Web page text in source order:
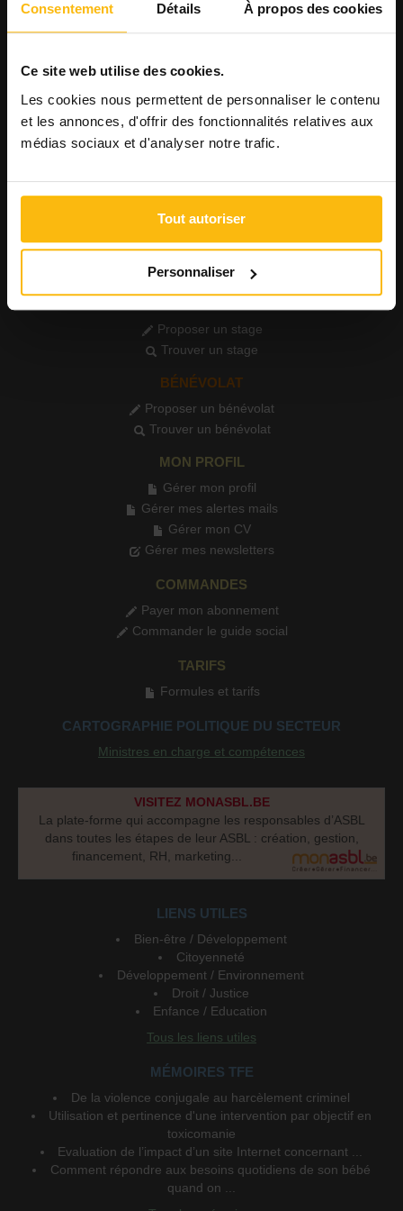
Consentement Détails À propos des cookies
Ce site web utilise des cookies.
Les cookies nous permettent de personnaliser le contenu
et les annonces, d'offrir des fonctionnalités relatives aux
médias sociaux et d'analyser notre trafic.
Tout autoriser
Personnaliser
Consulter les offres
AGENDA
Consulter l'agenda
FORMATIONS
PETITES ANNONCES
Publier une annonce
Consulter les annonces
Proposer un stage
Trouver un stage
BÉNÉVOLAT
Proposer un bénévolat
Trouver un bénévolat
MON PROFIL
Gérer mon profil
Gérer mes alertes mails
Gérer mon CV
Gérer mes newsletters
COMMANDES
Payer mon abonnement
Commander le guide social
TARIFS
Formules et tarifs
CARTOGRAPHIE POLITIQUE DU SECTEUR
Ministres en charge et compétences
VISITEZ MONASBL.BE
La plate-forme qui accompagne les responsables d’ASBL
dans toutes les étapes de leur ASBL : création, gestion,
financement, RH, marketing...
LIENS UTILES
Bien-être / Développement
Citoyenneté
Développement / Environnement
Droit / Justice
Enfance / Education
Tous les liens utiles
MÉMOIRES TFE
De la violence conjugale au harcèlement criminel
Utilisation et pertinence d'une intervention par objectif en
toxicomanie
Evaluation de l’impact d’un site Internet concernant ...
Comment répondre aux besoins quotidiens de son bébé
quand on ...